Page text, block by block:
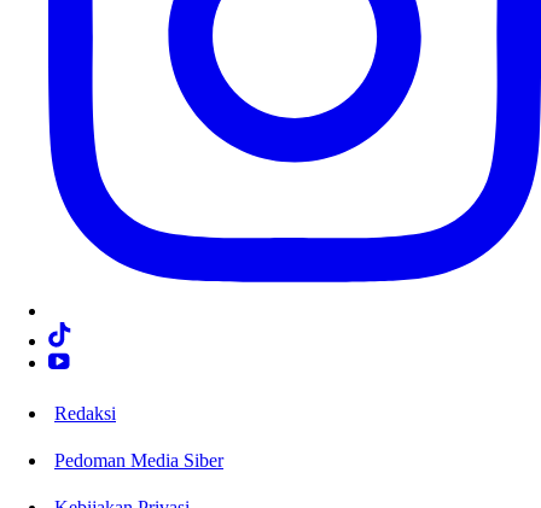
Redaksi
Pedoman Media Siber